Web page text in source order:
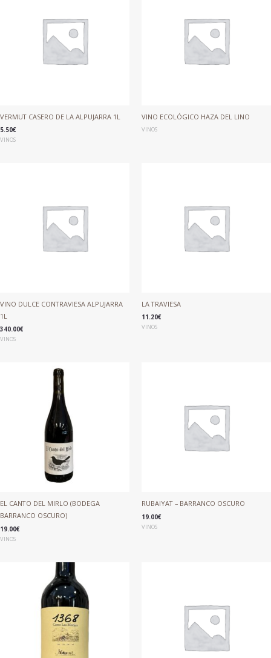
VERMUT CASERO DE LA ALPUJARRA 1L
5.50€
VINOS
VINO ECOLÓGICO HAZA DEL LINO
VINOS
VINO DULCE CONTRAVIESA ALPUJARRA
1L
340.00€
VINOS
LA TRAVIESA
11.20€
VINOS
EL CANTO DEL MIRLO (BODEGA
BARRANCO OSCURO)
19.00€
VINOS
RUBAIYAT – BARRANCO OSCURO
19.00€
VINOS